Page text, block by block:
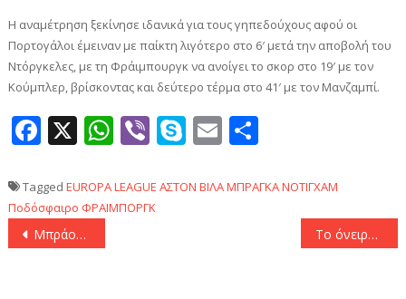
Η αναμέτρηση ξεκίνησε ιδανικά για τους γηπεδούχους αφού οι
Πορτογάλοι έμειναν με παίκτη λιγότερο στο 6′ μετά την αποβολή του
Ντόργκελες, με τη Φράιμπουργκ να ανοίγει το σκορ στο 19′ με τον
Κούμπλερ, βρίσκοντας και δεύτερο τέρμα στο 41′ με τον Μανζαμπί.
Facebook
X WhatsApp
ViberSkype
Email
Tagged EUROPA LEAGUE ΑΣΤΟΝ ΒΙΛΑΜΠΡΑΓΚΑΝΟΤΙΓΧΑΜ
Ποδόσφαιρο ΦΡΑΙΜΠΟΡΓΚ
Πλοήγηση
Μπράουν: «Το απολαμβάνουμε, αλλά ακόμα δεν έχει τελειώσει η δουλειά μας, υπόσχομαι το κύπελλο» Το όνειρο της Ράγιο φτάνει μέχρι τον τελικό – Καταιγίδα η Κρίσταλ Πάλας, έκλεισε εισιτήριο για Λειψία!